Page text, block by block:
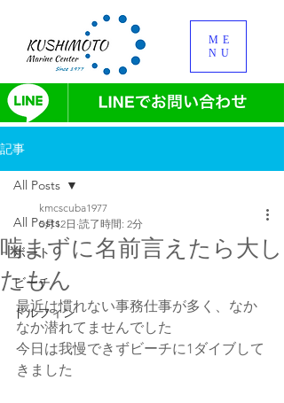
ME
NU
記事
All Posts
ボート
ビーチ
ドルフィン
All Posts
噛まずに名前言えたら大し
たもん
kmcscuba1977
5月12日 読了時間: 2分
最近は慣れない事務仕事が多く、なか
なか潜れてませんでした
今日は我慢できずビーチに1ダイブして
きました